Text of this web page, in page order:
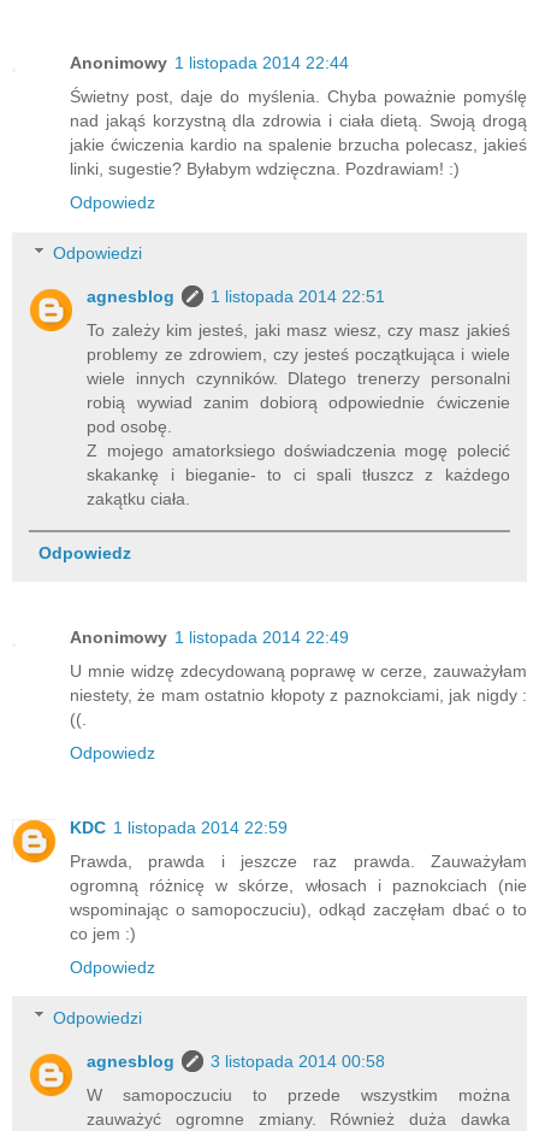
Anonimowy 1 listopada 2014 22:44
Świetny post, daje do myślenia. Chyba poważnie pomyślę
nad jakąś korzystną dla zdrowia i ciała dietą. Swoją drogą
jakie ćwiczenia kardio na spalenie brzucha polecasz, jakieś
linki, sugestie? Byłabym wdzięczna. Pozdrawiam! :)
Odpowiedz
Odpowiedzi
agnesblog
1 listopada 2014 22:51
To zależy kim jesteś, jaki masz wiesz, czy masz jakieś
problemy ze zdrowiem, czy jesteś początkująca i wiele
wiele innych czynników. Dlatego trenerzy personalni
robią wywiad zanim dobiorą odpowiednie ćwiczenie
pod osobę.
Z mojego amatorksiego doświadczenia mogę polecić
skakankę i bieganie- to ci spali tłuszcz z każdego
zakątku ciała.
Odpowiedz
Anonimowy 1 listopada 2014 22:49
U mnie widzę zdecydowaną poprawę w cerze, zauważyłam
niestety, że mam ostatnio kłopoty z paznokciami, jak nigdy :
((.
Odpowiedz
KDC 1 listopada 2014 22:59
Prawda, prawda i jeszcze raz prawda. Zauważyłam
ogromną różnicę w skórze, włosach i paznokciach (nie
wspominając o samopoczuciu), odkąd zaczęłam dbać o to
co jem :)
Odpowiedz
Odpowiedzi
agnesblog
3 listopada 2014 00:58
W samopoczuciu to przede wszystkim można
zauważyć ogromne zmiany. Również duża dawka